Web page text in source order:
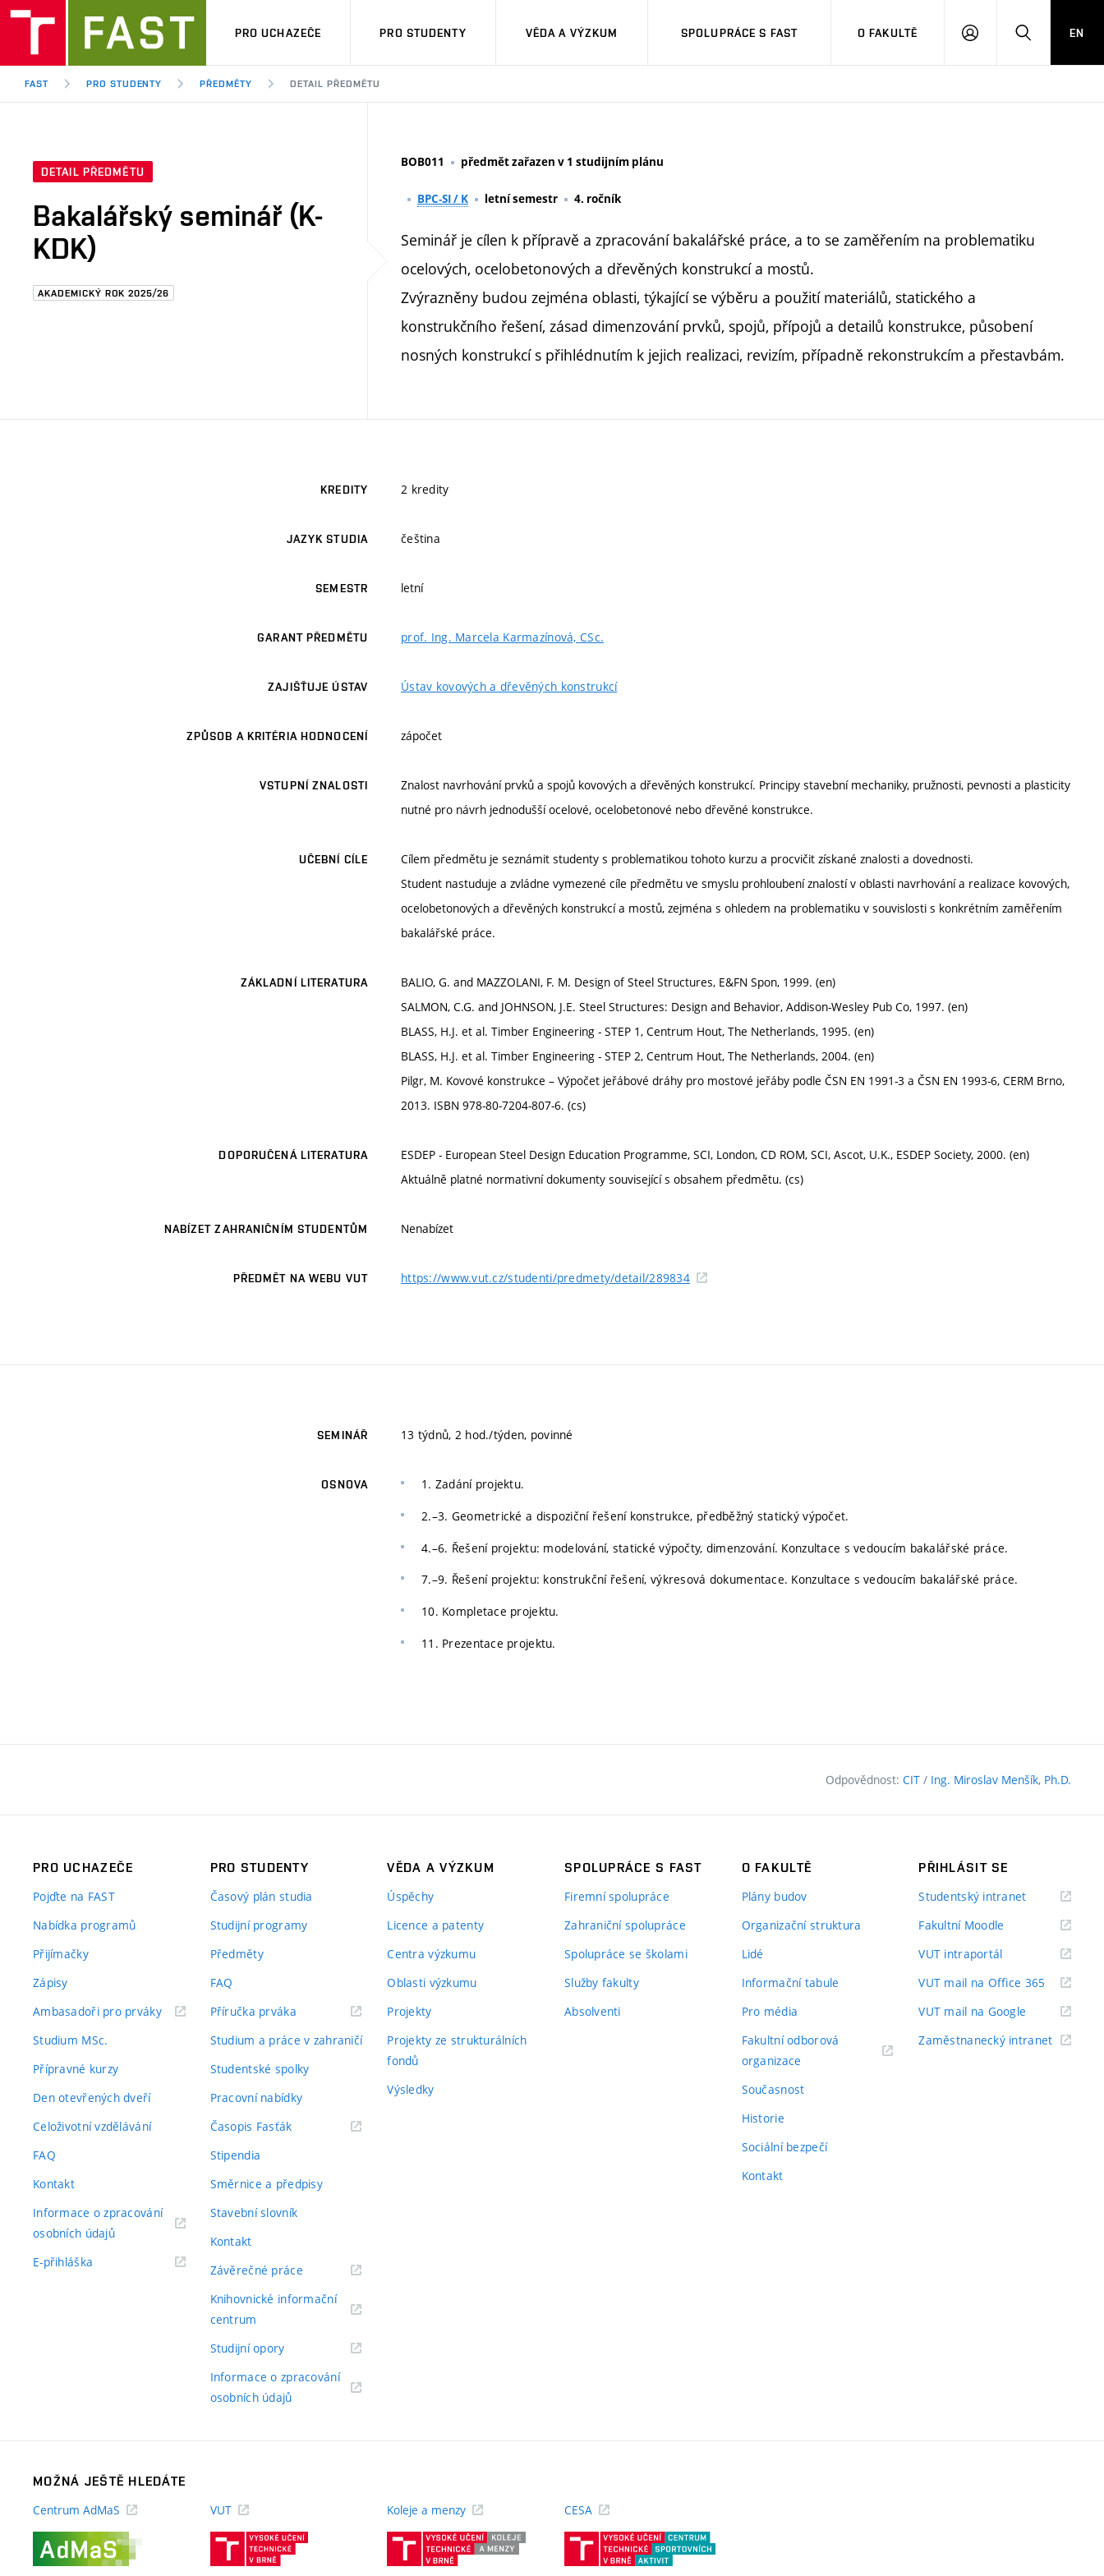
PRO UCHAZEČE PRO STUDENTY VĚDA A VÝZKUM SPOLUPRÁCE S FAST O FAKULTĚ
PŘIHLÁSITHLEDAT
EN
FAST PRO STUDENTY PŘEDMĚTY DETAIL PŘEDMĚTU
DETAIL PŘEDMĚTU
Bakalářský seminář (K-
KDK)
AKADEMICKÝ ROK 2025/26
BOB011 předmět zařazen v 1 studijním plánu
BPC-SI / K letní semestr 4. ročník
Seminář je cílen k přípravě a zpracování bakalářské práce, a to se zaměřením na problematiku
ocelových, ocelobetonových a dřevěných konstrukcí a mostů.
Zvýrazněny budou zejména oblasti, týkající se výběru a použití materiálů, statického a
konstrukčního řešení, zásad dimenzování prvků, spojů, přípojů a detailů konstrukce, působení
nosných konstrukcí s přihlédnutím k jejich realizaci, revizím, případně rekonstrukcím a přestavbám.
KREDITY 2 kredity
JAZYK STUDIA čeština
SEMESTR letní
GARANT PŘEDMĚTU prof. Ing. Marcela Karmazínová, CSc.
ZAJIŠŤUJE ÚSTAV Ústav kovových a dřevěných konstrukcí
ZPŮSOB A KRITÉRIA HODNOCENÍ zápočet
VSTUPNÍ ZNALOSTI
Znalost navrhování prvků a spojů kovových a dřevěných konstrukcí. Principy stavební mechaniky, pružnosti, pevnosti a plasticity
nutné pro návrh jednodušší ocelové, ocelobetonové nebo dřevěné konstrukce.
UČEBNÍ CÍLE
Cílem předmětu je seznámit studenty s problematikou tohoto kurzu a procvičit získané znalosti a dovednosti.
Student nastuduje a zvládne vymezené cíle předmětu ve smyslu prohloubení znalostí v oblasti navrhování a realizace kovových,
ocelobetonových a dřevěných konstrukcí a mostů, zejména s ohledem na problematiku v souvislosti s konkrétním zaměřením
bakalářské práce.
ZÁKLADNÍ LITERATURA
BALIO, G. and MAZZOLANI, F. M. Design of Steel Structures, E&FN Spon, 1999. (en)
SALMON, C.G. and JOHNSON, J.E. Steel Structures: Design and Behavior, Addison-Wesley Pub Co, 1997. (en)
BLASS, H.J. et al. Timber Engineering - STEP 1, Centrum Hout, The Netherlands, 1995. (en)
BLASS, H.J. et al. Timber Engineering - STEP 2, Centrum Hout, The Netherlands, 2004. (en)
Pilgr, M. Kovové konstrukce – Výpočet jeřábové dráhy pro mostové jeřáby podle ČSN EN 1991-3 a ČSN EN 1993-6, CERM Brno,
2013. ISBN 978-80-7204-807-6. (cs)
DOPORUČENÁ LITERATURA
ESDEP - European Steel Design Education Programme, SCI, London, CD ROM, SCI, Ascot, U.K., ESDEP Society, 2000. (en)
Aktuálně platné normativní dokumenty související s obsahem předmětu. (cs)
NABÍZET ZAHRANIČNÍM STUDENTŮM Nenabízet
PŘEDMĚT NA WEBU VUT https://www.vut.cz/studenti/predmety/detail/289834
SEMINÁŘ 13 týdnů, 2 hod./týden, povinné
OSNOVA 1. Zadání projektu.
2.–3. Geometrické a dispoziční řešení konstrukce, předběžný statický výpočet.
4.–6. Řešení projektu: modelování, statické výpočty, dimenzování. Konzultace s vedoucím bakalářské práce.
7.–9. Řešení projektu: konstrukční řešení, výkresová dokumentace. Konzultace s vedoucím bakalářské práce.
10. Kompletace projektu.
11. Prezentace projektu.
Odpovědnost: CIT / Ing. Miroslav Menšík, Ph.D.
PRO UCHAZEČE
Pojďte na FAST
Nabídka programů
Přijímačky
Zápisy
Ambasadoři pro prváky(externí
Studium MSc.
Přípravné kurzy
Den otevřených dveří
Celoživotní vzdělávání
FAQ
Kontakt
Informace o zpracování
osobních údajů(externí
E-přihláška
PRO STUDENTY
Časový plán studia
Studijní programy
Předměty
FAQ
Příručka prváka(externí
Studium a práce v zahraničí
Studentské spolky
Pracovní nabídky
Časopis Fasťák(externí
Stipendia
Směrnice a předpisy
Stavební slovník
Kontakt
Závěrečné práce(externí
Knihovnické informační
centrum
Studijní opory(externí
Informace o zpracování
osobních údajů(externí
VĚDA A VÝZKUM
Úspěchy
Licence a patenty
Centra výzkumu
Oblasti výzkumu
Projekty
Projekty ze strukturálních
fondů
Výsledky
SPOLUPRÁCE S FAST
Firemní spolupráce
Zahraniční spolupráce
Spolupráce se školami
Služby fakulty
Absolventi
O FAKULTĚ
Plány budov
Organizační struktura
Lidé
Informační tabule
Pro média
Fakultní odborová
organizace
Současnost
Historie
Sociální bezpečí
Kontakt
PŘIHLÁSIT SE
Studentský intranet(externí
Fakultní Moodle
VUT intraportál(externí
VUT mail na Office 365 (externí
odkaz)
VUT mail na Google (externí
Zaměstnanecký intranet(externí
MOŽNÁ JEŠTĚ HLEDÁTE
Centrum AdMaS
VUT
(externí
Koleje a menzy
(externí
CESA